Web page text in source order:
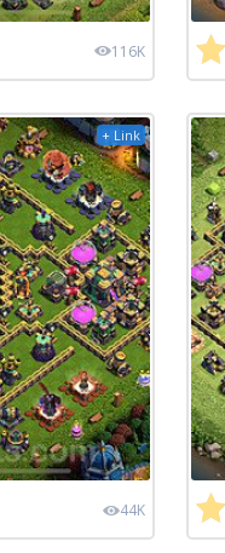
116K
+ Link
44K